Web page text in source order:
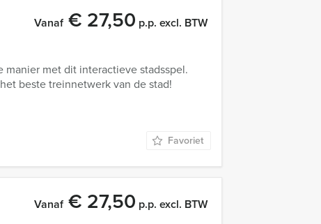
Vanaf€ 27,50 p.p. excl. BTW
met dit interactieve stadsspel.
beste treinnetwerk van de stad!
Favoriet
Vanaf€ 27,50 p.p. excl. BTW